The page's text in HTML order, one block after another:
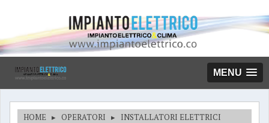
MENU
HOME ▸ OPERATORI ▸ INSTALLATORI ELETTRICI